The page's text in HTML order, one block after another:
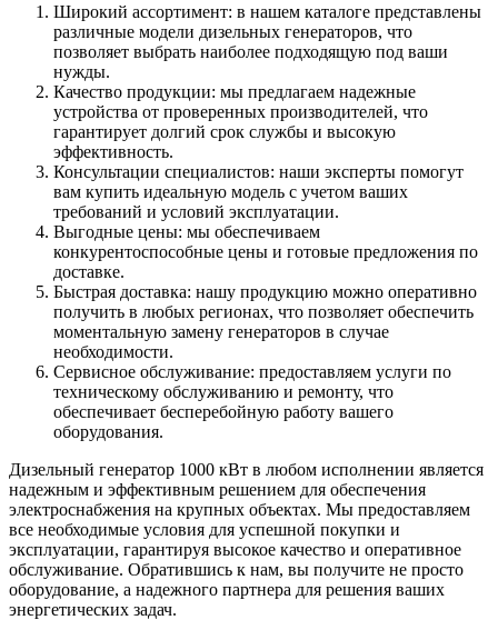
Широкий ассортимент: в нашем каталоге представлены
различные модели дизельных генераторов, что
позволяет выбрать наиболее подходящую под ваши
нужды.
Качество продукции: мы предлагаем надежные
устройства от проверенных производителей, что
гарантирует долгий срок службы и высокую
эффективность.
Консультации специалистов: наши эксперты помогут
вам купить идеальную модель с учетом ваших
требований и условий эксплуатации.
Выгодные цены: мы обеспечиваем
конкурентоспособные цены и готовые предложения по
доставке.
Быстрая доставка: нашу продукцию можно оперативно
получить в любых регионах, что позволяет обеспечить
моментальную замену генераторов в случае
необходимости.
Сервисное обслуживание: предоставляем услуги по
техническому обслуживанию и ремонту, что
обеспечивает бесперебойную работу вашего
оборудования.
Дизельный генератор 1000 кВт в любом исполнении является
надежным и эффективным решением для обеспечения
электроснабжения на крупных объектах. Мы предоставляем
все необходимые условия для успешной покупки и
эксплуатации, гарантируя высокое качество и оперативное
обслуживание. Обратившись к нам, вы получите не просто
оборудование, а надежного партнера для решения ваших
энергетических задач.